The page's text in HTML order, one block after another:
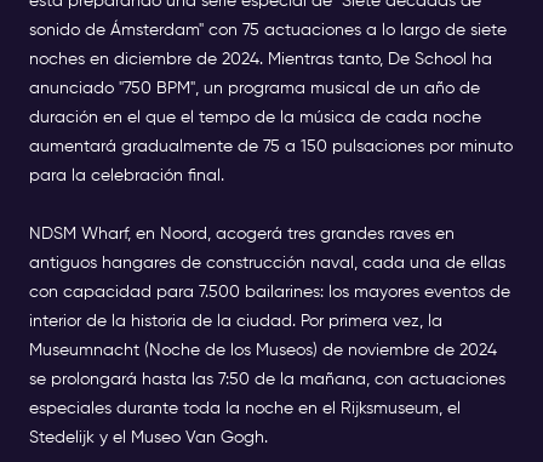
sonido de Ámsterdam" con 75 actuaciones a lo largo de siete
noches en diciembre de 2024. Mientras tanto, De School ha
anunciado "750 BPM", un programa musical de un año de
duración en el que el tempo de la música de cada noche
aumentará gradualmente de 75 a 150 pulsaciones por minuto
para la celebración final.
NDSM Wharf, en Noord, acogerá tres grandes raves en
antiguos hangares de construcción naval, cada una de ellas
con capacidad para 7.500 bailarines: los mayores eventos de
interior de la historia de la ciudad. Por primera vez, la
Museumnacht (Noche de los Museos) de noviembre de 2024
se prolongará hasta las 7:50 de la mañana, con actuaciones
especiales durante toda la noche en el Rijksmuseum, el
Stedelijk y el Museo Van Gogh.